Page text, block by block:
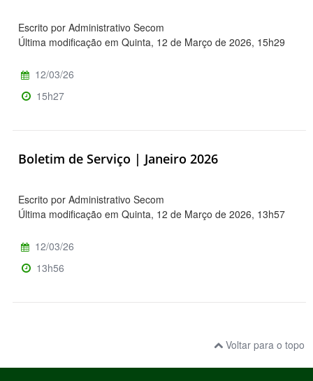
Escrito por Administrativo Secom
Última modificação em Quinta, 12 de Março de 2026, 15h29
12/03/26
15h27
Boletim de Serviço | Janeiro 2026
Escrito por Administrativo Secom
Última modificação em Quinta, 12 de Março de 2026, 13h57
12/03/26
13h56
Voltar para o topo